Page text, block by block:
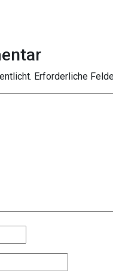
Erforderliche